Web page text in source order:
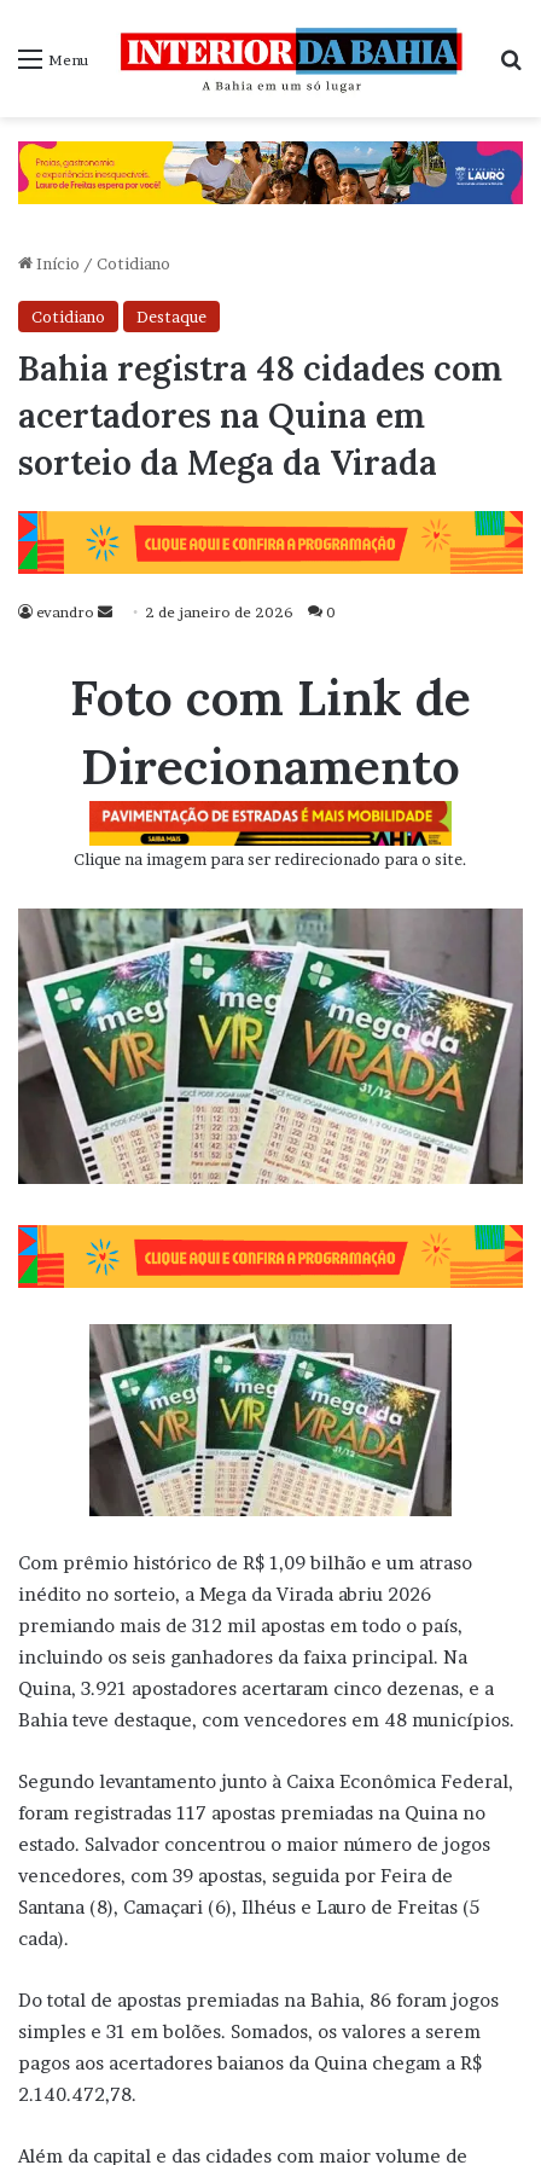
Menu
Início / Cotidiano
Cotidiano Destaque
Bahia registra 48 cidades com
acertadores na Quina em
sorteio da Mega da Virada
evandro
Mande
mail
2 de janeiro de 2026 0
Foto com Link de
Direcionamento
Clique na imagem para ser redirecionado para o site.
Com prêmio histórico de R$ 1,09 bilhão e um atraso
inédito no sorteio, a Mega da Virada abriu 2026
premiando mais de 312 mil apostas em todo o país,
incluindo os seis ganhadores da faixa principal. Na
Quina, 3.921 apostadores acertaram cinco dezenas, e a
Bahia teve destaque, com vencedores em 48 municípios.
Segundo levantamento junto à Caixa Econômica Federal,
foram registradas 117 apostas premiadas na Quina no
estado. Salvador concentrou o maior número de jogos
vencedores, com 39 apostas, seguida por Feira de
Santana (8), Camaçari (6), Ilhéus e Lauro de Freitas (5
cada).
Do total de apostas premiadas na Bahia, 86 foram jogos
simples e 31 em bolões. Somados, os valores a serem
pagos aos acertadores baianos da Quina chegam a R$
2.140.472,78.
Além da capital e das cidades com maior volume de